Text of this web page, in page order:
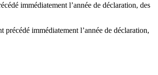
immédiatement l’année de déclaration, des
immédiatement l’année de déclaration,